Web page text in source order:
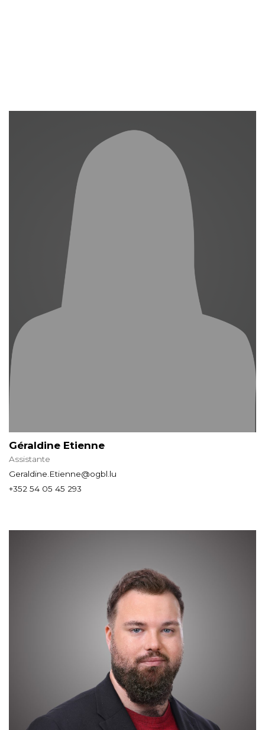
Géraldine Etienne
Assistante
Geraldine.Etienne@ogbl.lu
+352 54 05 45 293